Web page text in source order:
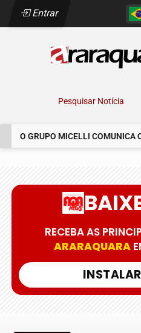
Entrar
Pesquisar Notícia
O GRUPO MICELLI COMUNICA
RECEBA AS
ARARAQUARA